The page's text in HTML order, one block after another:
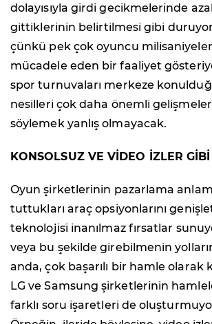
dolayısıyla girdi gecikmelerinde
gittiklerinin belirtilmesi gibi
çünkü pek çok oyuncu
mücadele eden bir faaliyet
spor turnuvaları merkeze
nesilleri çok daha önemli
söylemek yanlış olmayacak.
KONSOLSUZ VE VİDEO İZLER GİBİ
Oyun şirketlerinin pazarlama
tuttukları araç opsiyonlarını
teknolojisi inanılmaz fırsatlar
veya bu şekilde girebilmenin
anda, çok başarılı bir hamle olarak
LG ve Samsung şirketlerinin
farklı soru işaretleri de